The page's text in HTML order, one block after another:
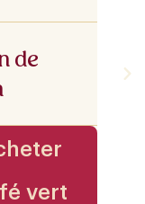
de
vert